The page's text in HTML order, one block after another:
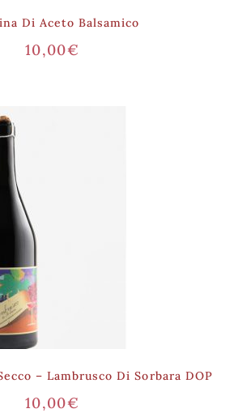
Di Aceto Balsamico
10,00€
– Lambrusco Di Sorbara DOP
10,00€